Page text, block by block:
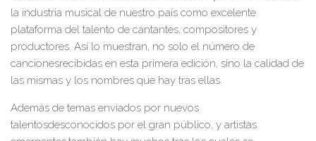
la industria musical de nuestro país como excelente
plataforma del talento de cantantes, compositores y
productores. Así lo muestran, no solo el número de
cancionesrecibidas en esta primera edición, sino la calidad de
las mismas y los nombres que hay tras ellas.
Además de temas enviados por nuevos
talentosdesconocidos por el gran público, y artistas